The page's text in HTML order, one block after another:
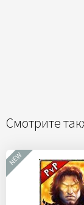
Смотрите
NEW